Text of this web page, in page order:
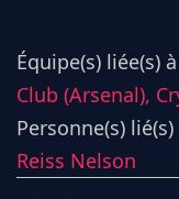
Équipe(s) liée(s)
Club (Arsenal),
Personne(s)
Reiss Nelson